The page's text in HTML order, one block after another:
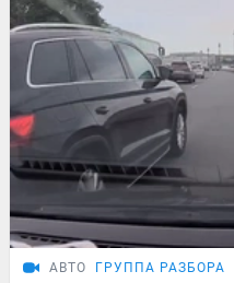
АВТО ГРУППА РАЗБОРА